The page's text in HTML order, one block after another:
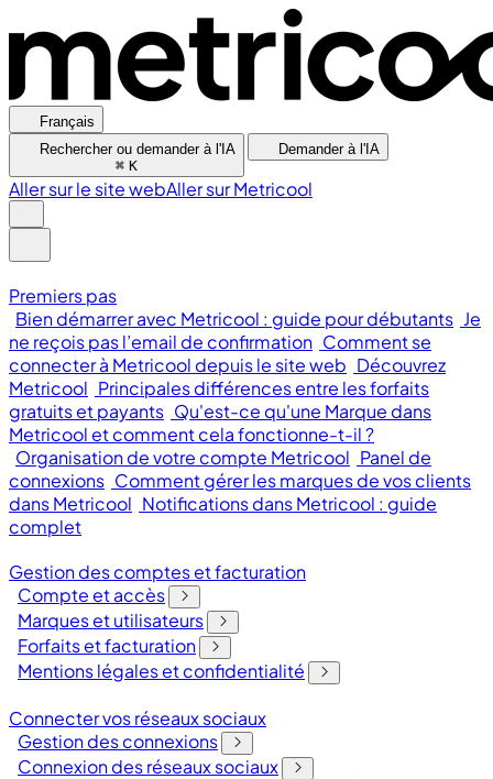
Français
Rechercher ou demander à l'IA
⌘ K
Demander à l'IA
Aller sur le site webAller sur Metricool
Premiers pas
Bien démarrer avec Metricool : guide pour débutants Je
ne reçois pas l’email de confirmation Comment se
connecter à Metricool depuis le site web Découvrez
Metricool Principales différences entre les forfaits
gratuits et payants Qu'est-ce qu'une Marque dans
Metricool et comment cela fonctionne-t-il ?
Organisation de votre compte Metricool Panel de
connexions Comment gérer les marques de vos clients
dans Metricool Notifications dans Metricool : guide
complet
Gestion des comptes et facturation
Compte et accès
Marques et utilisateurs
Forfaits et facturation
Mentions légales et confidentialité
Connecter vos réseaux sociaux
Gestion des connexions
Connexion des réseaux sociaux